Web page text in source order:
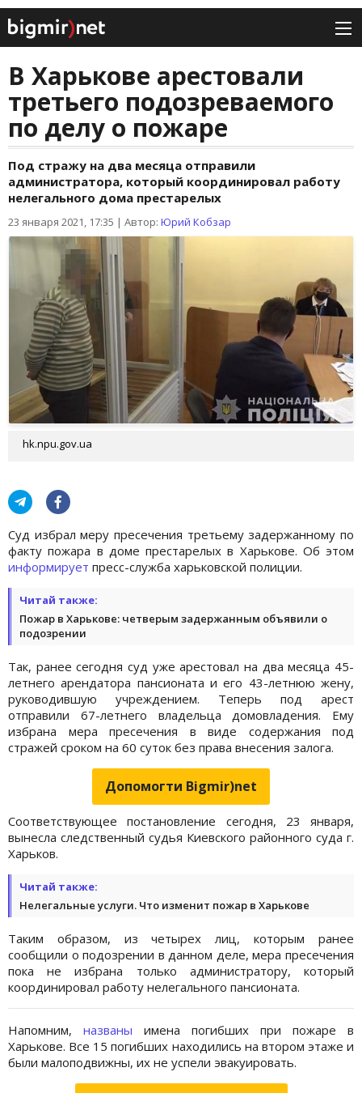
В Харькове арестовали
третьего подозреваемого
по делу о пожаре
Под стражу на два месяца отправили
администратора, который координировал работу
нелегального дома престарелых
23 января 2021, 17:35 | Автор: Юрий Кобзар
hk.npu.gov.ua
Суд избрал меру пресечения третьему задержанному по
факту пожара в доме престарелых в Харькове. Об этом
информирует пресс-служба харьковской полиции.
Читай также:
Пожар в Харькове: четверым задержанным объявили о
подозрении
Так, ранее сегодня суд уже арестовал на два месяца 45-
летнего арендатора пансионата и его 43-летнюю жену,
руководившую учреждением. Теперь под арест
отправили 67-летнего владельца домовладения. Ему
избрана мера пресечения в виде содержания под
стражей сроком на 60 суток без права внесения залога.
Допомогти Bigmir)net
Соответствующее постановление сегодня, 23 января,
вынесла следственный судья Киевского районного суда г.
Харьков.
Читай также:
Нелегальные услуги. Что изменит пожар в Харькове
Таким образом, из четырех лиц, которым ранее
сообщили о подозрении в данном деле, мера пресечения
пока не избрана только администратору, который
координировал работу нелегального пансионата.
Напомним, названы имена погибших при пожаре в
Харькове. Все 15 погибших находились на втором этаже и
были малоподвижны, их не успели эвакуировать.